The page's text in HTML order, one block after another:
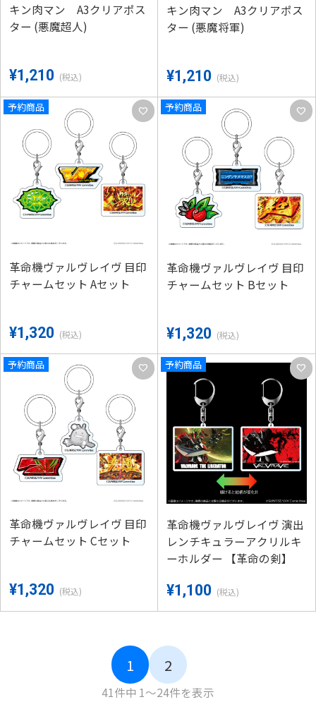
キン肉マン A3クリアポス
ター (悪魔超人)
¥1,210 (税込)
キン肉マン A3クリアポス
ター (悪魔将軍)
¥1,210 (税込)
予約商品
革命機ヴァルヴレイヴ 目印
チャームセット Aセット
¥1,320 (税込)
favorite 予約商品
革命機ヴァルヴレイヴ 目印
チャームセット Bセット
¥1,320 (税込)
favorite
予約商品
革命機ヴァルヴレイヴ 目印
チャームセット Cセット
¥1,320 (税込)
favorite 予約商品
革命機ヴァルヴレイヴ 演出
レンチキュラーアクリルキ
ーホルダー 【革命の剣】
¥1,100 (税込)
favorite
1 2
41件中 1～24件を表示